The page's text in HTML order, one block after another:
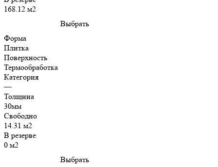
168.12 м2
Выбрать
Форма
Плитка
Поверхность
Термообработка
Категория
—
Толщина
30мм
Свободно
14.31 м2
В резерве
0 м2
Выбрать